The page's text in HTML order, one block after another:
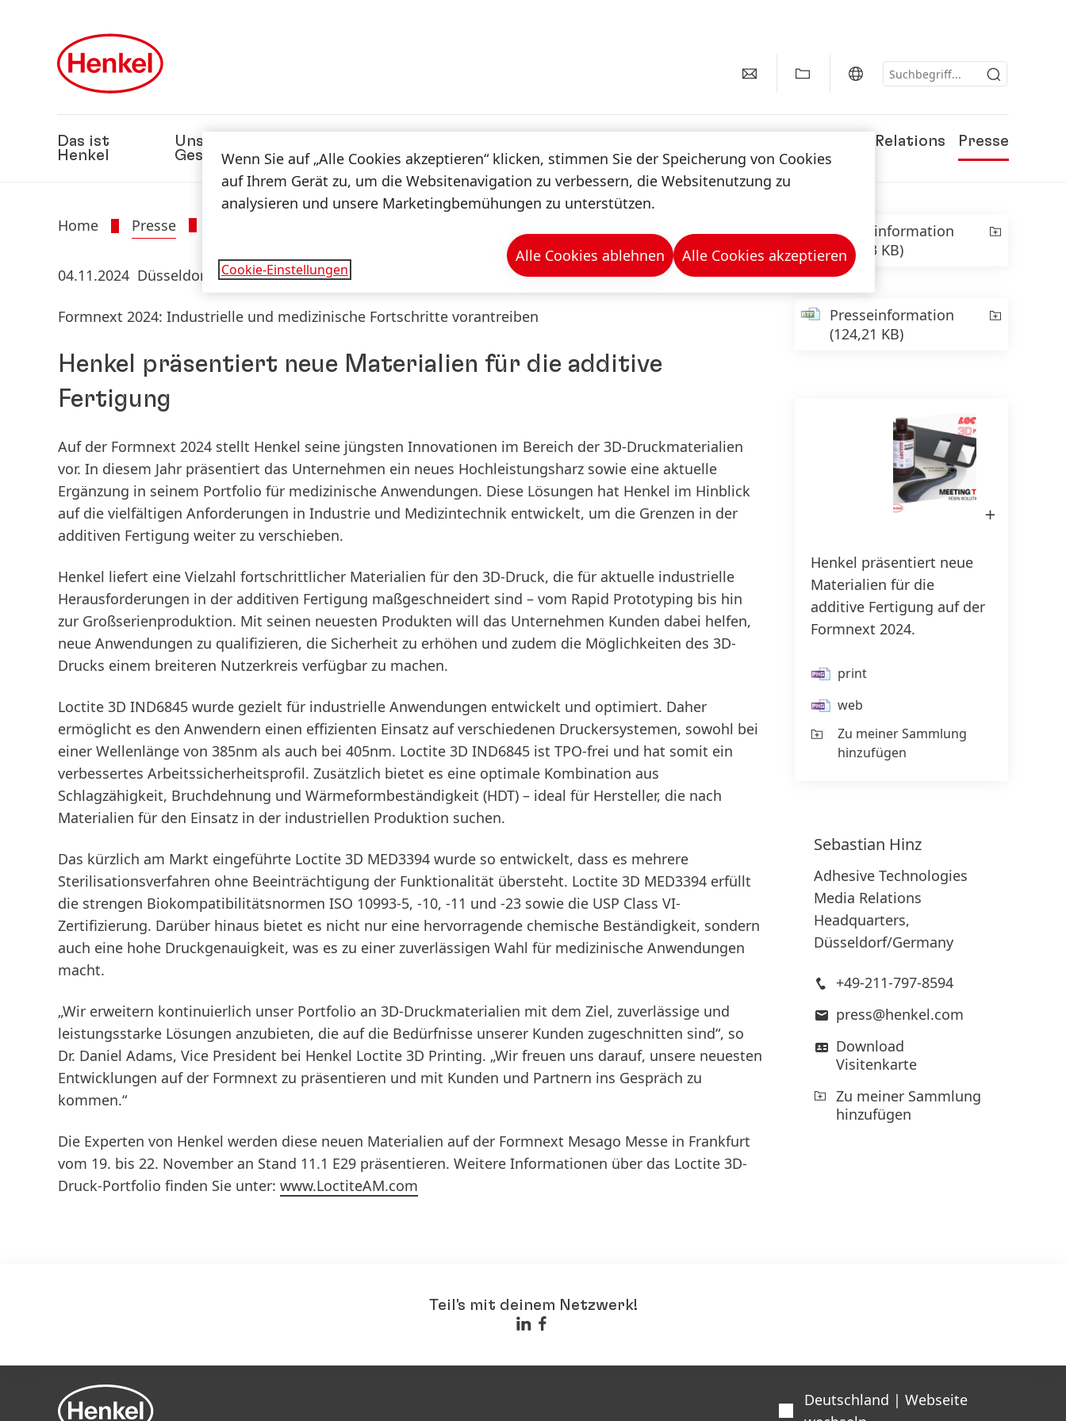
Das ist
Henkel
ziel­gerichtet zu gestalten. Erfahre,
wie wir Wandel als Chance nutzen
und Inno­vation, Nachhaltigkeit &
Ver­ant­wor­tung voran­treiben, um
eine bessere Zukunft zu schaffen.
150 JAHRE HENKEL
Unsere
Geschäfte
Magazin
Investor Relations Presse
Home Presse
04.11.2024 Düsseldorf
Formnext 2024: Industrielle und medizinische Fortschritte vorantreiben
Henkel präsentiert neue Materialien für die additive
Fertigung
Auf der Formnext 2024 stellt Henkel seine jüngsten Innovationen im Bereich der 3D-Druckmaterialien
vor. In diesem Jahr präsentiert das Unternehmen ein neues Hochleistungsharz sowie eine aktuelle
Ergänzung in seinem Portfolio für medizinische Anwendungen. Diese Lösungen hat Henkel im Hinblick
auf die vielfältigen Anforderungen in Industrie und Medizintechnik entwickelt, um die Grenzen in der
additiven Fertigung weiter zu verschieben.
Henkel liefert eine Vielzahl fortschrittlicher Materialien für den 3D-Druck, die für aktuelle industrielle
Herausforderungen in der additiven Fertigung maßgeschneidert sind – vom Rapid Prototyping bis hin
zur Großserienproduktion. Mit seinen neuesten Produkten will das Unternehmen Kunden dabei helfen,
neue Anwendungen zu qualifizieren, die Sicherheit zu erhöhen und zudem die Möglichkeiten des 3D-
Drucks einem breiteren Nutzerkreis verfügbar zu machen.
Loctite 3D IND6845 wurde gezielt für industrielle Anwendungen entwickelt und optimiert. Daher
ermöglicht es den Anwendern einen effizienten Einsatz auf verschiedenen Druckersystemen, sowohl bei
einer Wellenlänge von 385nm als auch bei 405nm. Loctite 3D IND6845 ist TPO-frei und hat somit ein
verbessertes Arbeitssicherheitsprofil. Zusätzlich bietet es eine optimale Kombination aus
Schlagzähigkeit, Bruchdehnung und Wärmeformbeständigkeit (HDT) – ideal für Hersteller, die nach
Materialien für den Einsatz in der industriellen Produktion suchen.
Das kürzlich am Markt eingeführte Loctite 3D MED3394 wurde so entwickelt, dass es mehrere
Sterilisationsverfahren ohne Beeinträchtigung der Funktionalität übersteht. Loctite 3D MED3394 erfüllt
die strengen Biokompatibilitätsnormen ISO 10993-5, -10, -11 und -23 sowie die USP Class VI-
Zertifizierung. Darüber hinaus bietet es nicht nur eine hervorragende chemische Beständigkeit, sondern
auch eine hohe Druckgenauigkeit, was es zu einer zuverlässigen Wahl für medizinische Anwendungen
macht.
„Wir erweitern kontinuierlich unser Portfolio an 3D-Druckmaterialien mit dem Ziel, zuverlässige und
leistungsstarke Lösungen anzubieten, die auf die Bedürfnisse unserer Kunden zugeschnitten sind“, so
Dr. Daniel Adams, Vice President bei Henkel Loctite 3D Printing. „Wir freuen uns darauf, unsere neuesten
Entwicklungen auf der Formnext zu präsentieren und mit Kunden und Partnern ins Gespräch zu
kommen.“
Die Experten von Henkel werden diese neuen Materialien auf der Formnext Mesago Messe in Frankfurt
vom 19. bis 22. November an Stand 11.1 E29 präsentieren. Weitere Informationen über das Loctite 3D-
Druck-Portfolio finden Sie unter: www.LoctiteAM.com
Presseinformation
(396,63 KB)
Presseinformation
(124,21 KB)
in
Henkel präsentiert neue
Materialien für die
additive Fertigung auf der
Formnext 2024.
print
web
Zu meiner Sammlung
hinzufügen
Sebastian Hinz
Adhesive Technologies
Media Relations
Headquarters,
Düsseldorf/Germany
+49-211-797-8594
press@henkel.com
Download
Visitenkarte
Zu meiner Sammlung
hinzufügen
Teil's mit deinem Netzwerk!
Deutschland | Webseite
Wenn Sie auf „Alle Cookies akzeptieren“ klicken, stimmen Sie der Speicherung von Cookies
auf Ihrem Gerät zu, um die Websitenavigation zu verbessern, die Websitenutzung zu
analysieren und unsere Marketingbemühungen zu unterstützen.
Cookie-Einstellungen
Alle Cookies ablehnen Alle Cookies akzeptieren